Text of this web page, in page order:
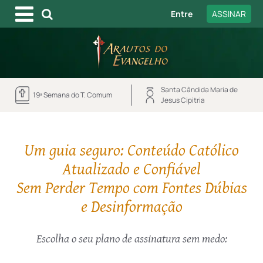
Entre ASSINAR
19ª Semana do T. Comum
Santa Cândida Maria de
Jesus Cipitria
Um guia seguro: Conteúdo Católico
Atualizado e Confiável
Sem Perder Tempo com Fontes Dúbias
e Desinformação
Escolha o seu plano de assinatura sem medo: